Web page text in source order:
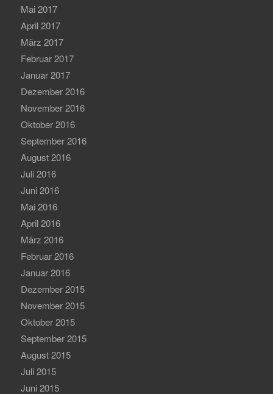
Mai 2017
April 2017
März 2017
Februar 2017
Januar 2017
Dezember 2016
November 2016
Oktober 2016
September 2016
August 2016
Juli 2016
Juni 2016
Mai 2016
April 2016
März 2016
Februar 2016
Januar 2016
Dezember 2015
November 2015
Oktober 2015
September 2015
August 2015
Juli 2015
Juni 2015